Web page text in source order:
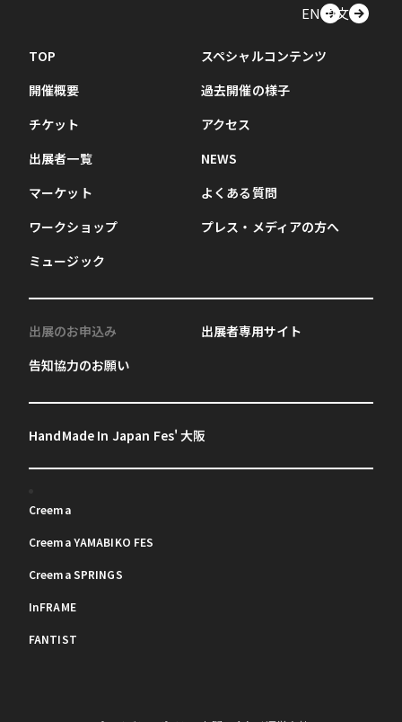
EN中文
TOP
開催概要
チケット
出展者一覧
マーケット
ワークショップ
ミュージック
スペシャルコンテンツ
過去開催の様子
アクセス
NEWS
よくある質問
プレス・メディアの方へ
出展のお申込み
告知協力のお願い
出展者専用サイト
HandMade In Japan Fes' 大阪
Creema
Creema YAMABIKO FES
Creema SPRINGS
InFRAME
FANTIST